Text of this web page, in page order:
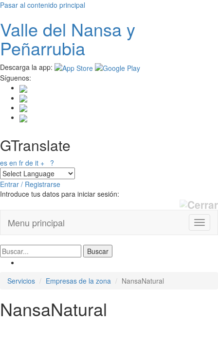
Pasar al contenido principal
Valle del Nansay
Peñarrubia
Descarga la app:
Síguenos:
GTranslate
es en fr de it + ?
Entrar / Registrarse
Introduce tus datos para iniciar sesión:
Menu principal
Servicios Empresas de la zona NansaNatural
NansaNatural